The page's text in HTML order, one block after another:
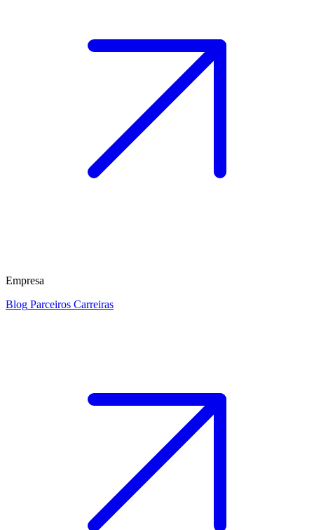
Empresa
Blog Parceiros Carreiras